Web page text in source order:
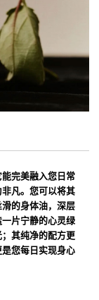
完美融入您日常
凡。您可以将其
的身体油，深层
片宁静的心灵绿
其纯净的配方更
您每日实现身心